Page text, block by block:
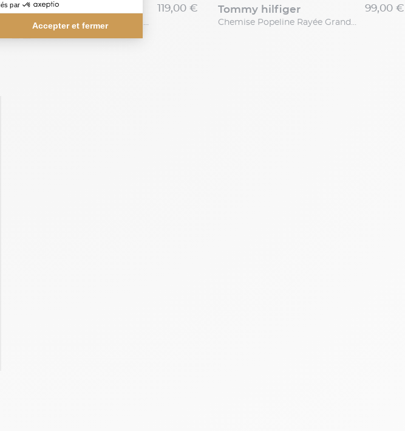
tommy hilfiger
Chemise Maille Piquée Grande Taille Bleue
119,00 € tommy hilfiger
Chemise Popeline Rayée Grande Taille Bleue et Blanche
99,00 €